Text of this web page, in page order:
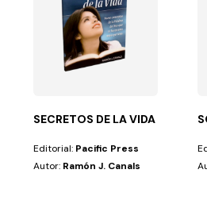
de las grandes lecciones de vida: jamás...
SECRETOS DE LA VIDA
Editorial: Pacific Press
Autor: Ramón J. Canals